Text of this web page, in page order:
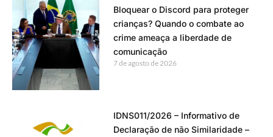
Bloquear o Discord para proteger
crianças? Quando o combate ao
crime ameaça a liberdade de
comunicação
7 de agosto de 2026
IDNS011/2026 – Informativo de
Declaração de não Similaridade –